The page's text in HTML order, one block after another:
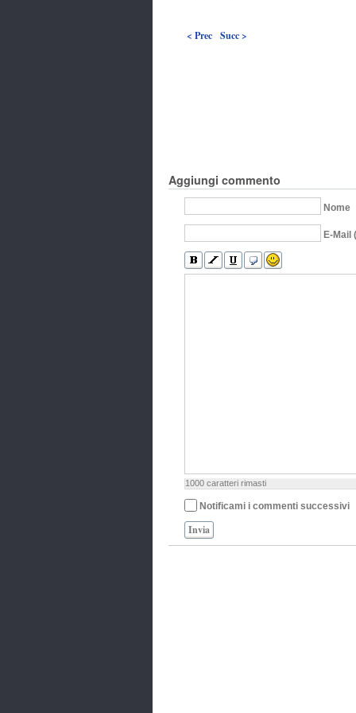
< Prec Succ >
Aggiungi commento
Nome
E-Mail
1000 caratteri rimasti
Notificami i commenti successivi
Invia